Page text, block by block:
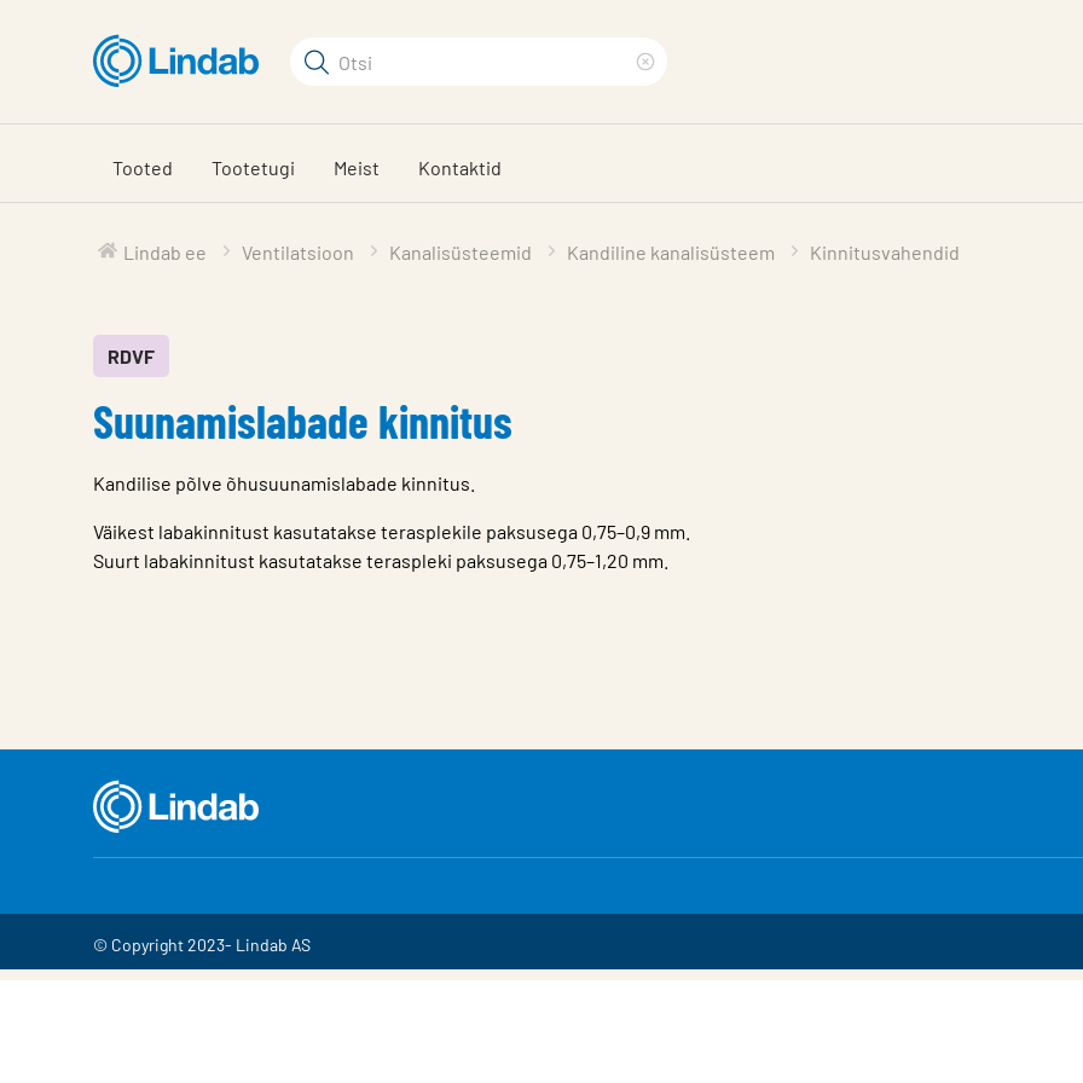
Otsi
search
Tooted Tootetugi Meist Kontaktid
Lindab ee Ventilatsioon Kanalisüsteemid Kandiline kanalisüsteem Kinnitusvahendid
RDVF
Suunamislabade kinnitus
Kandilise põlve õhusuunamislabade kinnitus.
Väikest labakinnitust kasutatakse terasplekile paksusega 0,75–0,9 mm.
Suurt labakinnitust kasutatakse teraspleki paksusega 0,75–1,20 mm.
© Copyright 2023- Lindab AS